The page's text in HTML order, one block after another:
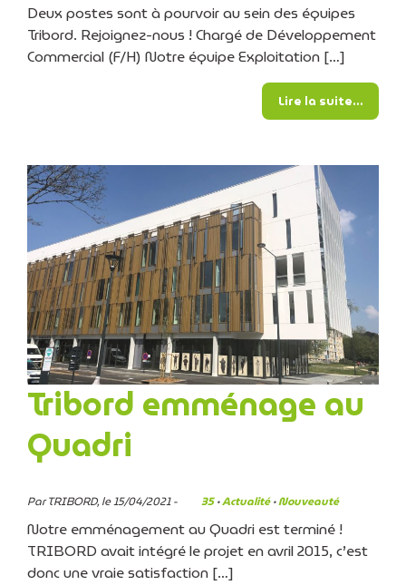
Deux postes sont à pourvoir au sein des équipes
Tribord. Rejoignez-nous ! Chargé de Développement
Commercial (F/H) Notre équipe Exploitation […]
Lire la suite…from
Tribord emménage au
Quadri
Par TRIBORD, le 15/04/2021 - 35·Actualité·Nouveauté
Notre emménagement au Quadri est terminé !
TRIBORD avait intégré le projet en avril 2015, c’est
donc une vraie satisfaction […]